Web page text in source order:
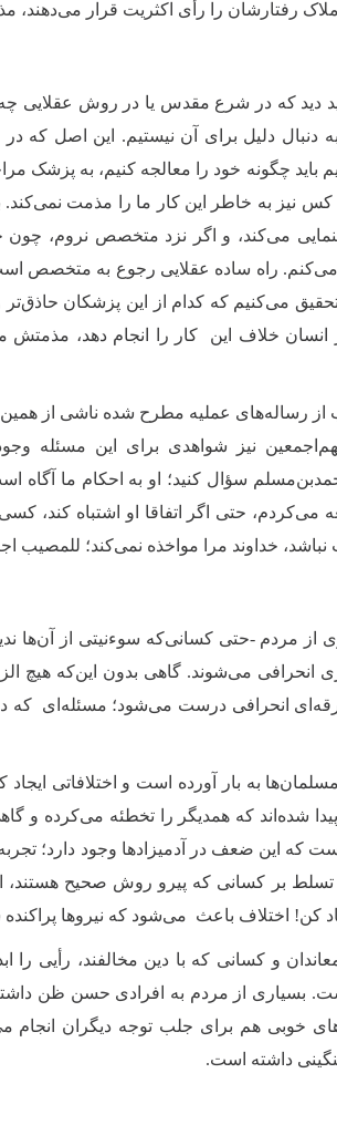
ملاک رفتارشان را رأی اکثریت قرار
دید که در شرع مقدس یا در روش
دنبال دلیل برای آن نیستیم. این اصل که
چگونه خود را معالجه کنیم، به پزشک
کس نیز به خاطر این کار ما را مذمت
می‌کند، و اگر نزد متخصص نروم، چون
راه ساده عقلایی‌ رجوع به متخصص
تحقیق می‌کنیم که کدام از این پزشکان
خلاف این کار را انجام دهد،‌ مذمتش
از رساله‌های عملیه مطرح شده ناشی از همین
نیز شواهدی برای این مسئله وجود
سؤال کنید؛ او به احکام ما
حتی اگر اتفاقا او اشتباه کند،
خداوند مرا مواخذه نمی‌کند؛ للمصیب
از مردم -حتی کسانی‌که سوءنیتی از آن‌ها
انحرافی می‌شوند. گاهی بدون این‌که هیچ
انحرافی درست می‌شود؛ مسئله‌ای که در
به بار آورده است و اختلافاتی
شده‌اند که همدیگر را تخطئه می‌کرده و
که این ضعف در آدمیزادها وجود دارد؛
تسلط بر کسانی که پیرو روش صحیح هستند،
اختلاف باعث می‌شود که نیروها پراکنده
و کسانی که با دین مخالفند، رأیی را
از مردم به افرادی حسن ظن داشتند
خوبی هم برای جلب توجه دیگران انجام
داشته است.